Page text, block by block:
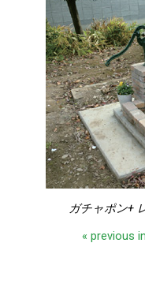
ガチャポン+
« previous